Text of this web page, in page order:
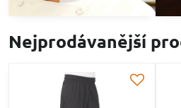
Nejprodávanější